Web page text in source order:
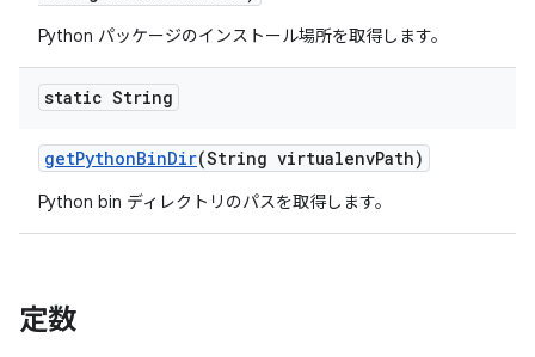
Python パッケージのインストール場所を取得します。
static String
getPythonBinDir(String virtualenvPath)
Python bin ディレクトリのパスを取得します。
定数